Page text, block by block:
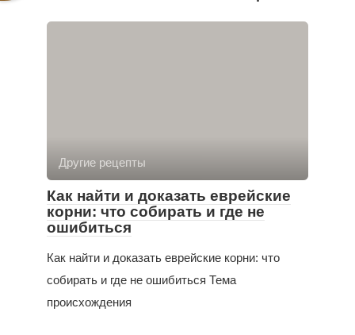
Другие рецепты
Как найти и доказать еврейские
корни: что собирать и где не
ошибиться
Как найти и доказать еврейские корни: что
собирать и где не ошибиться Тема
происхождения